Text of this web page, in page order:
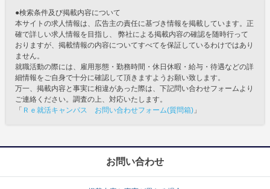
●検索条件及び掲載内容について
本サイトの求人情報は、広告主の責任に基づき情報を掲載しています。正
確で詳しい求人情報を目指し、 弊社による掲載内容の確認を随時行って
おりますが、掲載情報の内容についてすべてを保証しているわけではあり
ません。
就職活動の際には、雇用形態・勤務時間・休日休暇・給与・待遇などの詳
細情報をご自身で十分に確認して頂きますようお願い致します。
万一、掲載内容と事実に相違があった際は、下記問い合わせフォームより
ご連絡ください。調査の上、対応いたします。
「 Ｒｅ就活キャンパス お問い合わせフォーム(質問箱) 」
お問い合わせ